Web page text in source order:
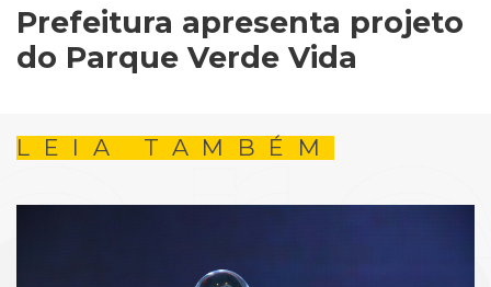
Prefeitura apresenta projeto
do Parque Verde Vida
LEIA TAMBÉM